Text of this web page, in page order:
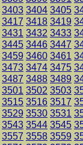
3403 3404 3405
3417 3418 3419
3431 3432 3433
3445 3446 3447
3459 3460 3461
3473 3474 3475
3487 3488 3489
3501 3502 3503
3515 3516 3517
3529 3530 3531
3543 3544 3545
3557 3558 3559